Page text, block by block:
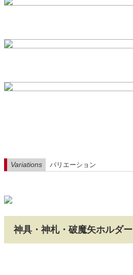
Variations バリエーション
神具・神札・破魔矢ホルダー